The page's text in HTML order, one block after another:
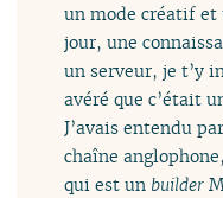
un mode créatif et
jour, une
un serveur, je t’y
avéré que c’était
J’avais entendu
chaîne
qui est un builder